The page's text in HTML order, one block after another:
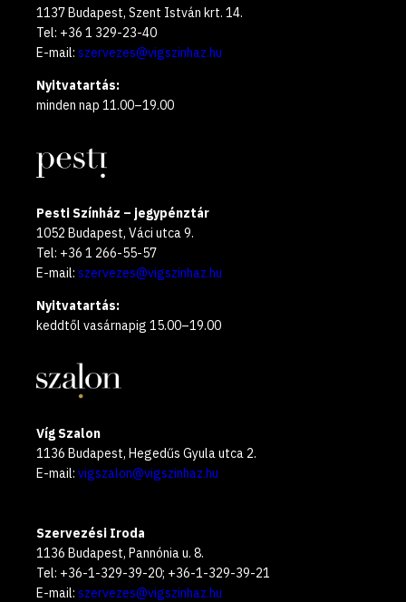
1137 Budapest, Szent István krt. 14.
Tel: +36 1 329-23-40
E-mail: szervezes@vigszinhaz.hu
Nyitvatartás:
minden nap 11.00–19.00
Pesti Színház – jegypénztár
1052 Budapest, Váci utca 9.
Tel: +36 1 266-55-57
E-mail: szervezes@vigszinhaz.hu
Nyitvatartás:
keddtől vasárnapig 15.00–19.00
Víg Szalon
1136 Budapest, Hegedűs Gyula utca 2.
E-mail: vigszalon@vigszinhaz.hu
Szervezési Iroda
1136 Budapest, Pannónia u. 8.
Tel: +36-1-329-39-20; +36-1-329-39-21
E-mail: szervezes@vigszinhaz.hu